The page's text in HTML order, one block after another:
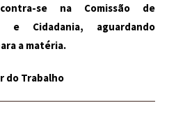
se na Comissão de
e Cidadania, aguardando
a matéria.
do Trabalho